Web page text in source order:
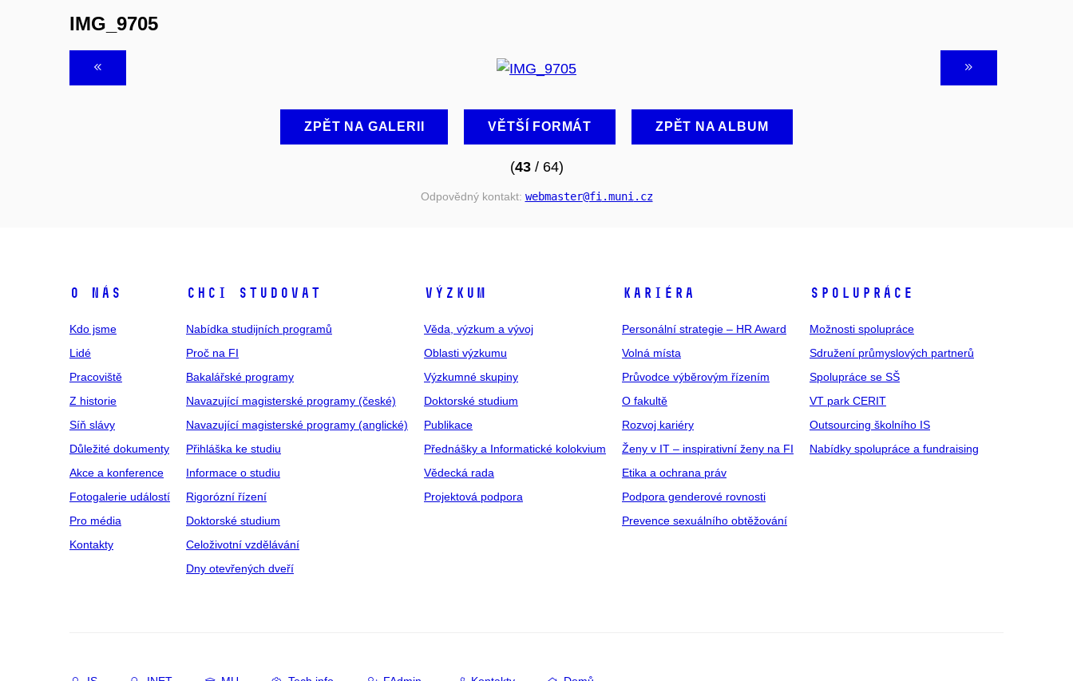
IMG_9705
ZPĚT NA GALERII VĚTŠÍ FORMÁT ZPĚT NA ALBUM
(43/ 64)
Odpovědný kontakt: webmaster@fi .muni .cz
O NÁS
Kdo jsme
Lidé
Pracoviště
Z historie
Síň slávy
Důležité dokumenty
Akce a konference
Fotogalerie událostí
Pro média
Kontakty
CHCI STUDOVAT
Nabídka studijních programů
Proč na FI
Bakalářské programy
Navazující magisterské programy (české)
Navazující magisterské programy (anglické)
Přihláška ke studiu
Informace o studiu
Rigorózní řízení
Doktorské studium
Celoživotní vzdělávání
Dny otevřených dveří
VÝZKUM
Věda, výzkum a vývoj
Oblasti výzkumu
Výzkumné skupiny
Doktorské studium
Publikace
Přednášky a Informatické kolokvium
Vědecká rada
Projektová podpora
KARIÉRA
Personální strategie – HR Award
Volná místa
Průvodce výběrovým řízením
O fakultě
Rozvoj kariéry
Ženy v IT – inspirativní ženy na FI
Etika a ochrana práv
Podpora genderové rovnosti
Prevence sexuálního obtěžování
SPOLUPRÁCE
Možnosti spolupráce
Sdružení průmyslových partnerů
Spolupráce se SŠ
VT park CERIT
Outsourcing školního IS
Nabídky spolupráce a fundraising